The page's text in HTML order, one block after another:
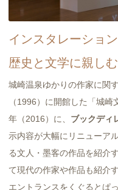
インスタレーショ
歴史と文学に親しむ
城崎温泉ゆかりの作家に関
（1996）に開館した「城
年（2016）に、 ブックディ
示内容が大幅にリニューア
る文人・墨客の作品を紹介
て現代の作家や作品も紹介
エントランスをくぐるとぱ